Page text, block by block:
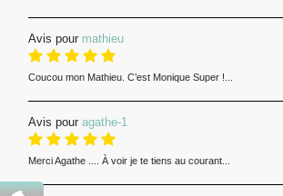
Avis pour mathieu
Coucou mon Mathieu. C’est Monique Super !...
Avis pour agathe-1
Merci Agathe .... À voir je te tiens au courant...